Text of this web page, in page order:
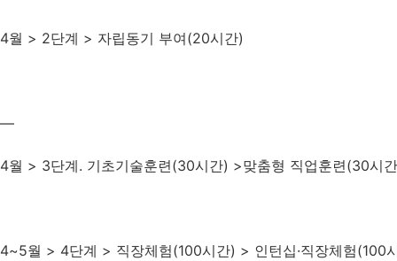
4월 > 2단계 > 자립동기 부여(20시간)
—
4월 > 3단계. 기초기술훈련(30시간) >맞춤형 직업훈련(30시
4~5월 > 4단계 > 직장체험(100시간) > 인턴십·직장체험(100